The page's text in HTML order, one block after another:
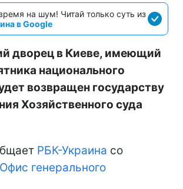
на шум! Читай только суть из
в Google
дворец в Киеве, имеющий
национального
возвращен государству
Хозяйственного суда
РБК-Украина со
Офис генерального